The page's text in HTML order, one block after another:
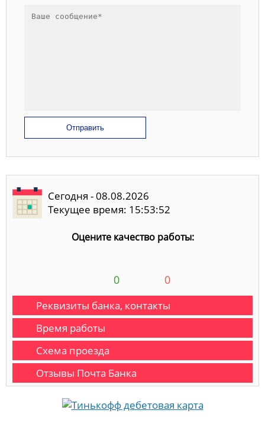
Отправить
Сегодня - 08.08.2026
Текущее время: 15:53:52
Оцените качество работы:
0 0
Реквизиты банка, контакты
Время работы
Схема проезда
Отзывы Почта Банка